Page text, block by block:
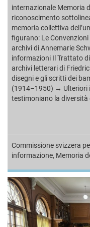
internazionale Memoria
riconoscimento
memoria collettiva
figurano: Le
archivi di Annemarie
informazioni Il Trattato
archivi letterari di
disegni e gli scritti dei
(1914–1950) → Ulteriori
testimoniano la diversità
Commissione svizzera
informazione, Memoria